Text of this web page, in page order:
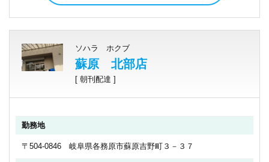
ソハラ ホクブ
蘇原 北部店
[ 朝刊配達 ]
勤務地
〒504-0846 岐阜県各務原市蘇原吉野町３－３７